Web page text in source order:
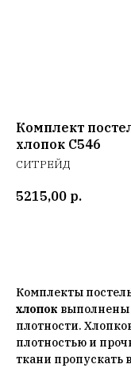
Комплект
хлопок C546
СИТРЕЙД
5215,00 р.
Комплекты
хлопок выполнены
плотности.
плотностью и
ткани пропускать